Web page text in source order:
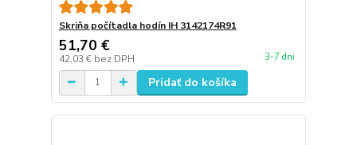
Skriňa počítadla hodín IH 3142174R91
51,70 €
42,03 € bez DPH 3-7 dni
Pridať do košíka